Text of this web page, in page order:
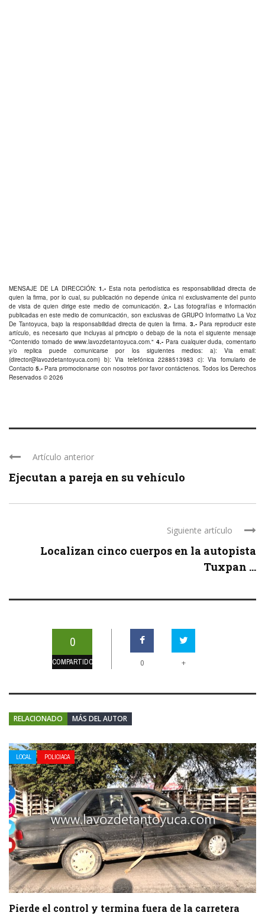
MENSAJE DE LA DIRECCIÓN:1.- Esta nota periodística es responsabilidad directa de
quien la firma, por lo cual, su publicación no depende única ni exclusivamente del punto
de vista de quien dirige este medio de comunicación.2.- Las fotografías e información
publicadas en este medio de comunicación, son exclusivas de GRUPO Informativo La Voz
De Tantoyuca, bajo la responsabilidad directa de quien la firma.3.- Para reproducir este
artículo, es necesario que incluyas al principio o debajo de la nota el siguiente mensaje
"Contenido tomado dewww.lavozdetantoyuca.com." 4.- Para cualquier duda, comentario
y/o replica puede comunicarse por los siguientes medios: a): Via email:
(director@lavozdetantoyuca.com) b): Via telefónica 2288513983 c): Via fomulario de
Contacto 5.- Para promocionarse con nosotros por favorcontáctenos. Todos los Derechos
Reservados © 2026
Artículo anterior
Ejecutan a pareja en su vehículo
Siguiente artículo
Localizan cinco cuerpos en la autopista
Tuxpan ...
0
COMPARTIDOS 0 +
RELACIONADO MÁS DEL AUTOR
LOCAL POLICIACA
Pierde el control y termina fuera de la carretera